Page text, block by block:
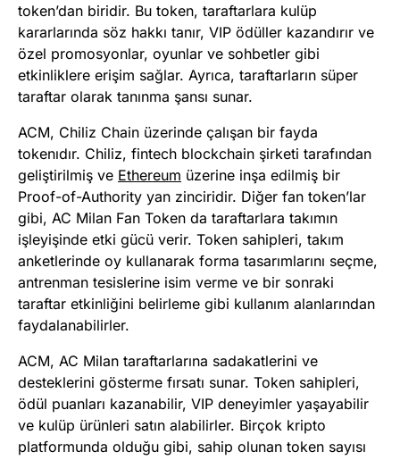
token’dan biridir. Bu token, taraftarlara kulüp
kararlarında söz hakkı tanır, VIP ödüller kazandırır ve
özel promosyonlar, oyunlar ve sohbetler gibi
etkinliklere erişim sağlar. Ayrıca, taraftarların süper
taraftar olarak tanınma şansı sunar​​.
ACM, Chiliz Chain üzerinde çalışan bir fayda
tokenıdır. Chiliz, fintech blockchain şirketi tarafından
geliştirilmiş ve Ethereum üzerine inşa edilmiş bir
Proof-of-Authority yan zinciridir. Diğer fan token’lar
gibi, AC Milan Fan Token da taraftarlara takımın
işleyişinde etki gücü verir. Token sahipleri, takım
anketlerinde oy kullanarak forma tasarımlarını seçme,
antrenman tesislerine isim verme ve bir sonraki
taraftar etkinliğini belirleme gibi kullanım alanlarından
faydalanabilirler.
ACM, AC Milan taraftarlarına sadakatlerini ve
desteklerini gösterme fırsatı sunar. Token sahipleri,
ödül puanları kazanabilir, VIP deneyimler yaşayabilir
ve kulüp ürünleri satın alabilirler. Birçok kripto
platformunda olduğu gibi, sahip olunan token sayısı